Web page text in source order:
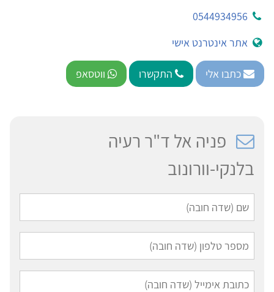
0544934956
אתר אינטרנט אישי
כתבו אלי התקשרו ווטסאפ
פניה אל ד"ר רעיה
בלנקי-וורונוב